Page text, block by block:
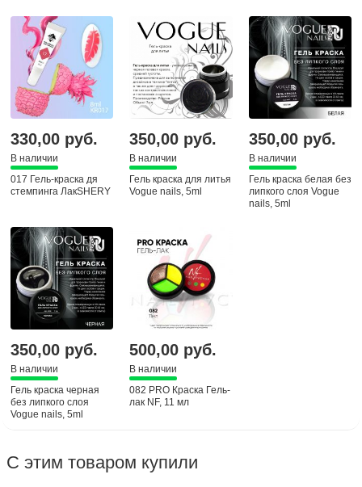
330,00 руб.
В наличии
017 Гель-краска дя
стемпинга ЛакSHERY
350,00 руб.
В наличии
Гель краска для литья
Vogue nails, 5ml
350,00 руб.
В наличии
Гель краска белая без
липкого слоя Vogue
nails, 5ml
350,00 руб.
В наличии
Гель краска черная
без липкого слоя
Vogue nails, 5ml
500,00 руб.
В наличии
082 PRO Краска Гель-
лак NF, 11 мл
С этим товаром купили